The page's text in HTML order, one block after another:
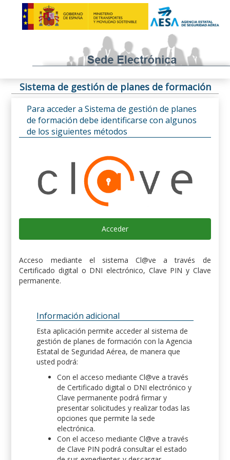
Sistema de gestión de planes de formación
Para acceder a Sistema de gestión de planes
de formación debe identificarse con algunos
de los siguientes métodos
Acceder
Acceso mediante el sistema Cl@ve a través de
Certificado digital o DNI electrónico, Clave PIN y Clave
permanente.
Información adicional
Esta aplicación permite acceder al sistema de
gestión de planes de formación con la Agencia
Estatal de Seguridad Aérea, de manera que
usted podrá:
Con el acceso mediante Cl@ve a través
de Certificado digital o DNI electrónico y
Clave permanente podrá firmar y
presentar solicitudes y realizar todas las
opciones que permite la sede
electrónica.
Con el acceso mediante Cl@ve a través
de Clave PIN podrá consultar el estado